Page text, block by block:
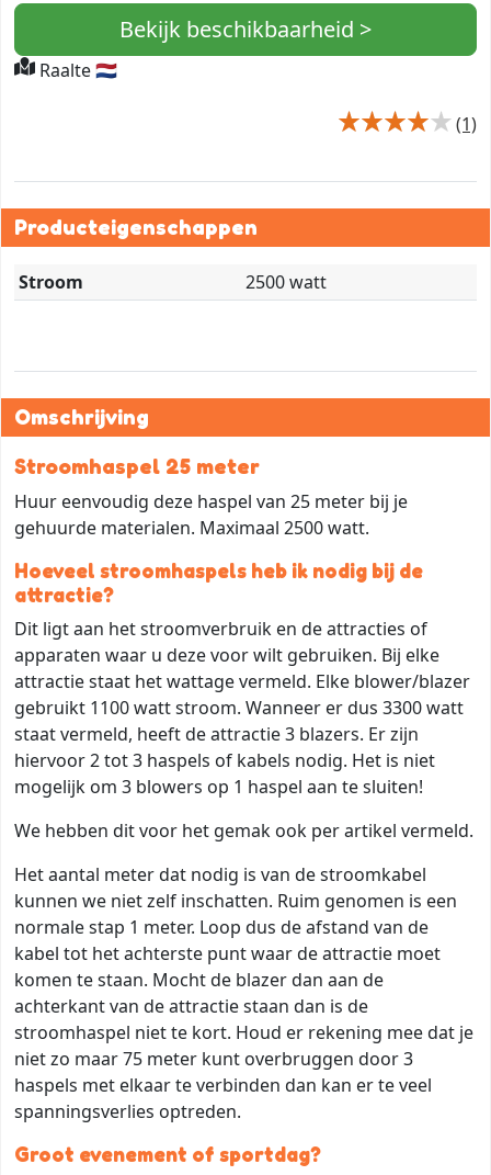
Bekijk beschikbaarheid >
Raalte 🇳🇱
(1)
Producteigenschappen
Stroom 2500 watt
Omschrijving
Stroomhaspel 25 meter
Huur eenvoudig deze haspel van 25 meter bij je
gehuurde materialen. Maximaal 2500 watt.
Hoeveel stroomhaspels heb ik nodig bij de
attractie?
Dit ligt aan het stroomverbruik en de attracties of
apparaten waar u deze voor wilt gebruiken. Bij elke
attractie staat het wattage vermeld. Elke blower/blazer
gebruikt 1100 watt stroom. Wanneer er dus 3300 watt
staat vermeld, heeft de attractie 3 blazers. Er zijn
hiervoor 2 tot 3 haspels of kabels nodig. Het is niet
mogelijk om 3 blowers op 1 haspel aan te sluiten!
We hebben dit voor het gemak ook per artikel vermeld.
Het aantal meter dat nodig is van de stroomkabel
kunnen we niet zelf inschatten. Ruim genomen is een
normale stap 1 meter. Loop dus de afstand van de
kabel tot het achterste punt waar de attractie moet
komen te staan. Mocht de blazer dan aan de
achterkant van de attractie staan dan is de
stroomhaspel niet te kort. Houd er rekening mee dat je
niet zo maar 75 meter kunt overbruggen door 3
haspels met elkaar te verbinden dan kan er te veel
spanningsverlies optreden.
Groot evenement of sportdag?